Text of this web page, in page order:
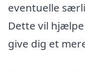
eventuelle
Dette vil
give dig et